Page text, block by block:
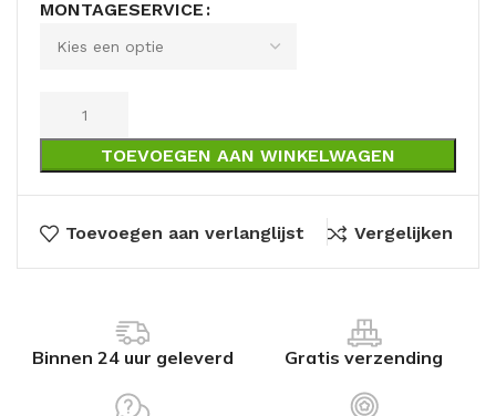
MONTAGESERVICE
TOEVOEGEN AAN WINKELWAGEN
Toevoegen aan verlanglijst Vergelijken
Binnen 24 uur geleverd Gratis verzending